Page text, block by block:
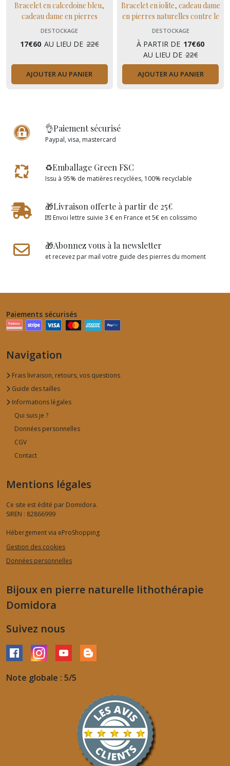
Bracelet en calcedoine bleu,
cadeau dame en pierres
naturelles contre le stress
DESTOCKAGE
17€60 AU LIEU DE 22€
AJOUTER AU PANIER
Bracelet en iolite, cadeau dame
en pierres naturelles contre le
stress
DESTOCKAGE
À PARTIR DE 17€60
AU LIEU DE 22€
AJOUTER AU PANIER
👌Paiement sécurisé
Paypal, visa, mastercard
♻️Emballage Green FSC
Issu à 95% de matières recyclées, 100% recyclable
🎁Livraison offerte à partir de 25€
💌 Envoi lettre suivie 3 € en France et 5€ en colissimo
🎁Abonnez vous à la newsletter
et recevez par mail votre guide des pierres du moment
Paiements sécurisés
Navigation
Frais livraison, retours, vos questions
Guide des tailles
Informations légales
Qui suis je ?
Données personnelles
CGV
Contact
Mentions légales
Ce site est édité par Domidora.
SIREN : 82866999
Hébergement via eProShopping
Gestion des cookies
Données personnelles
Bijoux en pierre naturelle lithothérapie
Domidora
Suivez nous
Note globale : 5/5